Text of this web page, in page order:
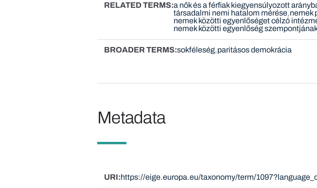
RELATED TERMS a nők és a férfiak kiegyensúlyozott
társadalmi nemi hatalom mérése nemek
nemek közötti egyenlőséget célzó
nemek közötti egyenlőség
BROADER TERMS sokféleség paritásos demokrácia
Metadata
URI https://eige.europa.eu/taxonomy/term/